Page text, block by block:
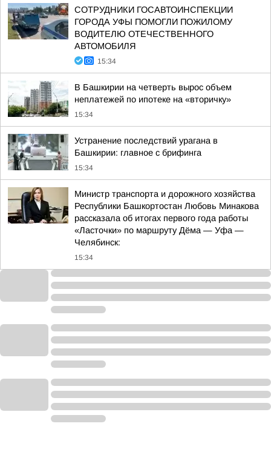
СОТРУДНИКИ ГОСАВТОИНСПЕКЦИИ
ГОРОДА УФЫ ПОМОГЛИ ПОЖИЛОМУ
ВОДИТЕЛЮ ОТЕЧЕСТВЕННОГО
АВТОМОБИЛЯ
15:34
В Башкирии на четверть вырос объем
неплатежей по ипотеке на «вторичку»
15:34
Устранение последствий урагана в
Башкирии: главное с брифинга
15:34
Министр транспорта и дорожного хозяйства
Республики Башкортостан Любовь Минакова
рассказала об итогах первого года работы
«Ласточки» по маршруту Дёма — Уфа —
Челябинск:
15:34